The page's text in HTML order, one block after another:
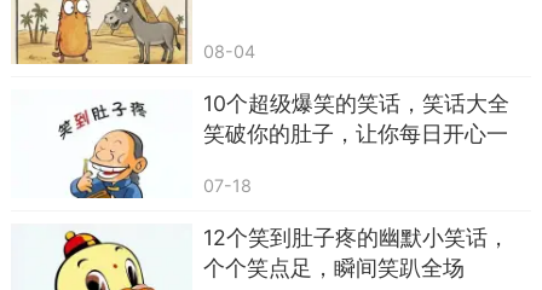
小孩问爸爸为什么天上有那么多星星？爸爸指
着夜空说因为每颗星星都是别人笑得太灿烂，掉下
来忘了带走。孩子咯咯笑，父亲的声音像老唱片那
样温暖。笑声在夜里回荡，像一罐蜂蜜，甜进梦
两个邻居在走廊里相遇，一个说你知道吗？我
在家里发现了一个新房间。”另一个惊讶真的吗？你
08-04
10个超级爆笑的笑话，笑话大全
笑破你的肚子，让你每日开心一
07-18
12个笑到肚子疼的幽默小笑话，
个个笑点足，瞬间笑趴全场